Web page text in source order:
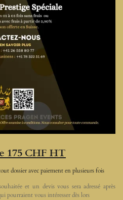
175 CHF HT
dossier avec paiement en plusieurs fois
et un devis vous sera adressé après
pourraient vous intéresser dès lors